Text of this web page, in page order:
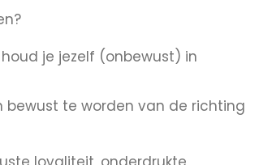
je jezelf (onbewust) in
bewust te worden van de richting